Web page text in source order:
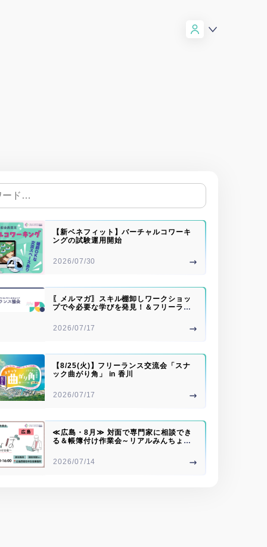
【新ベネフィット】バーチャルコワーキ
ングの試験運用開始
2026/07/30
〖メルマガ〗スキル棚卸しワークショッ
プで今必要な学びを発見！＆フリーラン
2026/07/17
【8/25(火)】フリーランス交流会「スナ
ック曲がり角」 in 香川
2026/07/17
≪広島・8月≫ 対面で専門家に相談でき
る＆帳簿付け作業会～リアルみんちょぼ
2026/07/14